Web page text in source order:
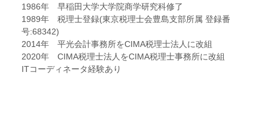
1986年 早稲田大学大学院商学研究科修了
1989年 税理士登録(東京税理士会豊島支部所属 登録番
号:68342)
2014年 平光会計事務所をCIMA税理士法人に改組
2020年 CIMA税理士法人をCIMA税理士事務所に改組
ITコーディネータ経験あり